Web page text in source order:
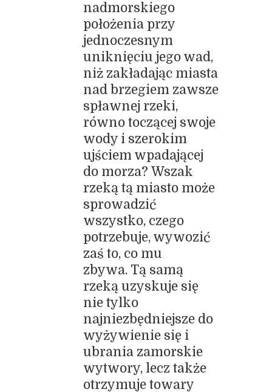
nadmorskiego
położenia przy
jednoczesnym
uniknięciu jego wad,
niż zakładając miasta
nad brzegiem zawsze
spławnej rzeki,
równo toczącej swoje
wody i szerokim
ujściem wpadającej
do morza? Wszak
rzeką tą miasto może
sprowadzić
wszystko, czego
potrzebuje, wywozić
zaś to, co mu
zbywa. Tą samą
rzeką uzyskuje się
nie tylko
najniezbędniejsze do
wyżywienie się i
ubrania zamorskie
wytwory, lecz także
otrzymuje towary